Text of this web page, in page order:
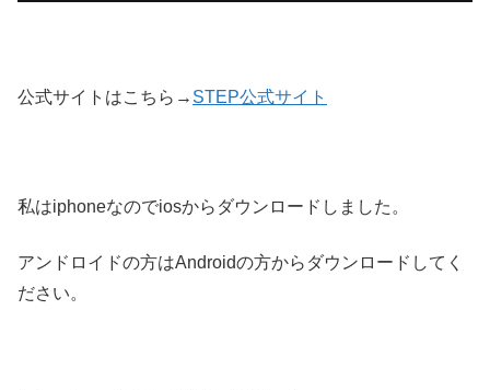
公式サイトはこちら→ STEP公式サイト
私はiphoneなのでiosからダウンロードしました。
アンドロイドの方はAndroidの方からダウンロードしてく
ださい。